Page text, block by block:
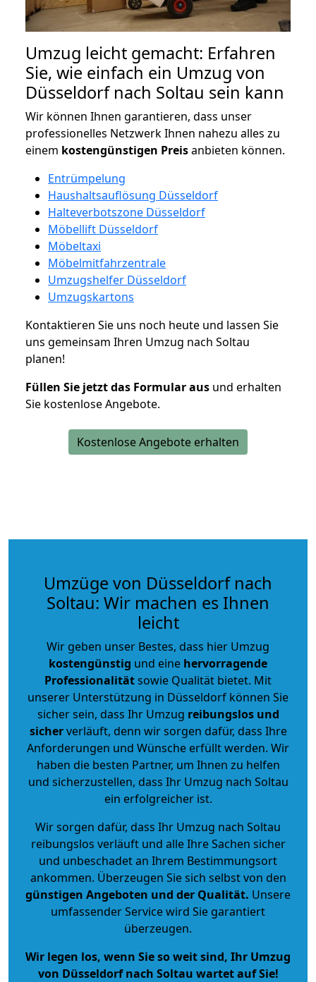
Umzug leicht gemacht: Erfahren
Sie, wie einfach ein Umzug von
Düsseldorf nach Soltau sein kann
Wir können Ihnen garantieren, dass unser
professionelles Netzwerk Ihnen nahezu alles zu
einem kostengünstigen Preisanbieten können.
Entrümpelung
Haushaltsauflösung Düsseldorf
Halteverbotszone Düsseldorf
Möbellift Düsseldorf
Möbeltaxi
Möbelmitfahrzentrale
Umzugshelfer Düsseldorf
Umzugskartons
Kontaktieren Sie uns noch heute und lassen Sie
uns gemeinsam Ihren Umzug nach Soltau
planen!
Füllen Sie jetzt das Formular aus und erhalten
Sie kostenlose Angebote.
Kostenlose Angebote erhalten
Umzüge von Düsseldorf nach
Soltau: Wir machen es Ihnen
leicht
Wir geben unser Bestes, dass hier Umzug
kostengünstig und eine hervorragende
Professionalitätsowie Qualität bietet. Mit
unserer Unterstützung in Düsseldorf können Sie
sicher sein, dass Ihr Umzug reibungslos und
sicherverläuft, denn wir sorgen dafür, dass Ihre
Anforderungen und Wünsche erfüllt werden. Wir
haben die besten Partner, um Ihnen zu helfen
und sicherzustellen, dass Ihr Umzug nach Soltau
ein erfolgreicher ist.
Wir sorgen dafür, dass Ihr Umzug nach Soltau
reibungslos verläuft und alle Ihre Sachen sicher
und unbeschadet an Ihrem Bestimmungsort
ankommen. Überzeugen Sie sich selbst von den
günstigen Angeboten und der Qualität. Unsere
umfassender Service wird Sie garantiert
überzeugen.
Wir legen los, wenn Sie so weit sind, Ihr Umzug
von Düsseldorf nach Soltau wartet auf Sie!